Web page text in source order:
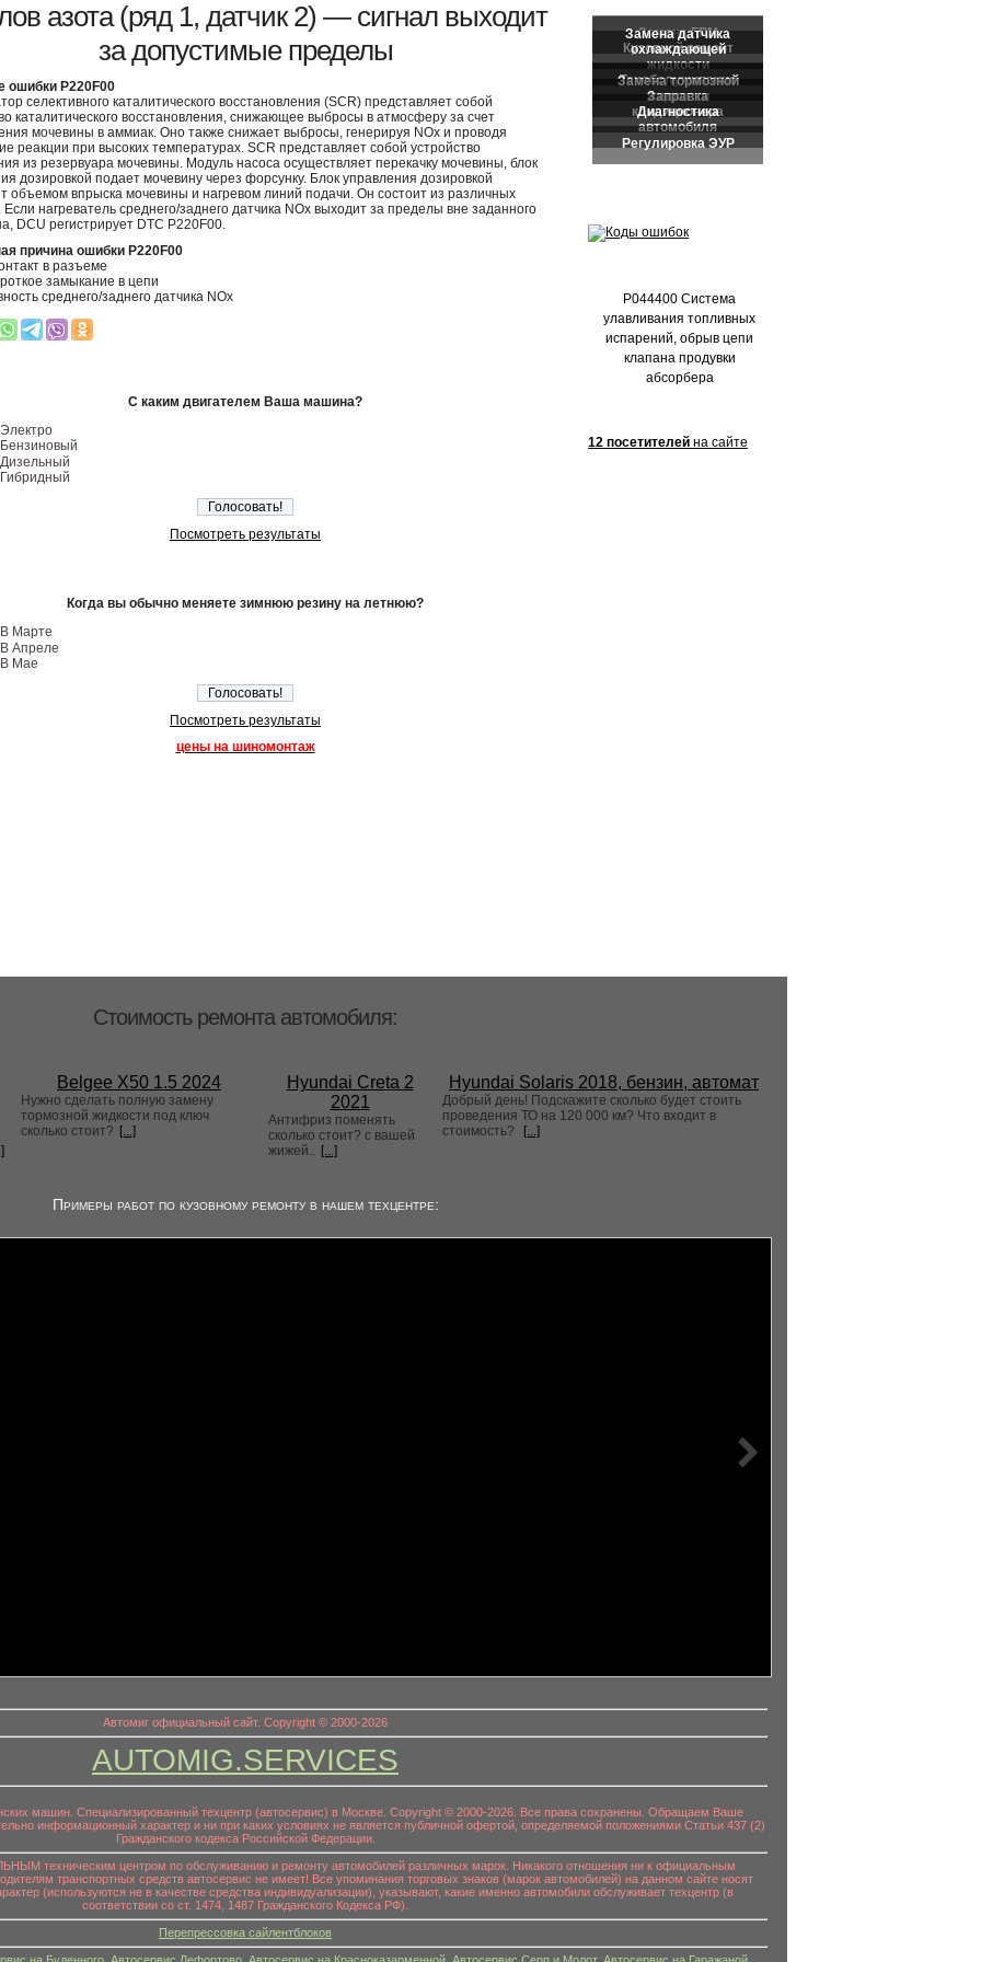
азота (ряд 1, датчик 2) — сигнал выходит
за допустимые пределы
ошибки P220F00
селективного каталитического восстановления (SCR) представляет собой
каталитического восстановления, снижающее выбросы в атмосферу за счет
мочевины в аммиак. Оно также снижает выбросы, генерируя NOx и проводя
реакции при высоких температурах. SCR представляет собой устройство
из резервуара мочевины. Модуль насоса осуществляет перекачку мочевины, блок
дозировкой подает мочевину через форсунку. Блок управления дозировкой
объемом впрыска мочевины и нагревом линий подачи. Он состоит из различных
Если нагреватель среднего/заднего датчика NOx выходит за пределы вне заданного
DCU регистрирует DTC P220F00.
причина ошибки P220F00
в разъеме
замыкание в цепи
среднего/заднего датчика NOx
С каким двигателем Ваша машина?
Электро
Бензиновый
Дизельный
Гибридный
Посмотреть результаты
Когда вы обычно меняете зимнюю резину на летнюю?
В Марте
В Апреле
В Мае
Посмотреть результаты
цены на шиномонтаж
P044400 Система
улавливания топливных
испарений, обрыв цепи
клапана продувки
абсорбера
12 посетителей на сайте
Стоимость ремонта автомобиля:
Belgee X50 1.5 2024
Нужно сделать полную замену
тормозной жидкости под ключ
сколько стоит? [...]
Hyundai Creta 2
2021
Антифриз поменять
сколько стоит? с вашей
жижей.. [...]
Hyundai Solaris 2018, бензин, автомат
Добрый день! Подскажите сколько будет стоить
проведения ТО на 120 000 км? Что входит в
стоимость?
[...]
Примеры работ по кузовному ремонту в нашем техцентре:
Автомиг официальный сайт. Copyright © 2000-2026
AUTOMIG.SERVICES
машин. Специализированный техцентр (автосервис) в Москве. Copyright © 2000-2026. Все права сохранены. Обращаем Ваше
информационный характер и ни при каких условиях не является публичной офертой, определяемой положениями Статьи 437 (2)
Гражданского кодекса Российской Федерации.
техническим центром по обслуживанию и ремонту автомобилей различных марок. Никакого отношения ни к официальным
транспортных средств автосервис не имеет! Все упоминания торговых знаков (марок автомобилей) на данном сайте носят
(используются не в качестве средства индивидуализации), указывают, какие именно автомобили обслуживает техцентр (в
соответствии со ст. 1474, 1487 Гражданского Кодекса РФ).
Перепрессовка сайлентблоков